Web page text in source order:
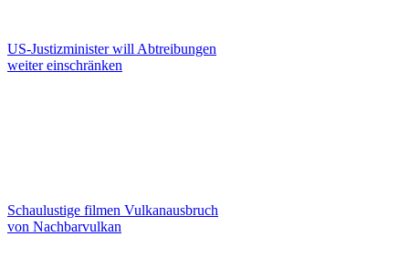
US-Justizminister will Abtreibungen
weiter einschränken
Schaulustige filmen Vulkanausbruch
von Nachbarvulkan